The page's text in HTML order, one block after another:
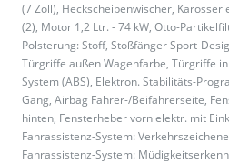
(7 Zoll), Heckscheibenwischer,
(2), Motor 1,2 Ltr. - 74 kW, Otto-
Polsterung: Stoff, Stoßfänger Sport-
Türgriffe außen Wagenfarbe, Türgriffe
System (ABS), Elektron. Stabilitäts-
Gang, Airbag Fahrer-/Beifahrerseite,
hinten, Fensterheber vorn elektr. mit
Fahrassistenz-System:
Fahrassistenz-System: